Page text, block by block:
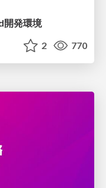
開発環境
2 770